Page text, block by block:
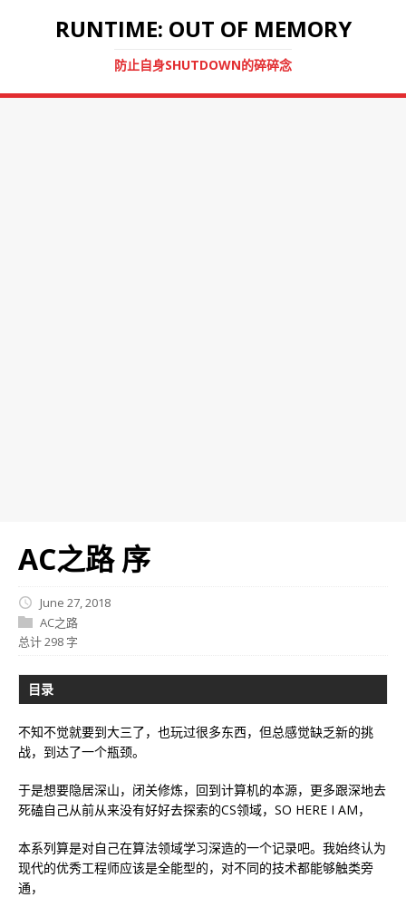
RUNTIME: OUT OF MEMORY
防止自身SHUTDOWN的碎碎念
AC之路 序
June 27, 2018
AC之路
总计 298 字
目录
不知不觉就要到大三了，也玩过很多东西，但总感觉缺乏新的挑
战，到达了一个瓶颈。
于是想要隐居深山，闭关修炼，回到计算机的本源，更多跟深地去
死磕自己从前从来没有好好去探索的CS领域，SO HERE I AM，
本系列算是对自己在算法领域学习深造的一个记录吧。我始终认为
现代的优秀工程师应该是全能型的，对不同的技术都能够触类旁
通，